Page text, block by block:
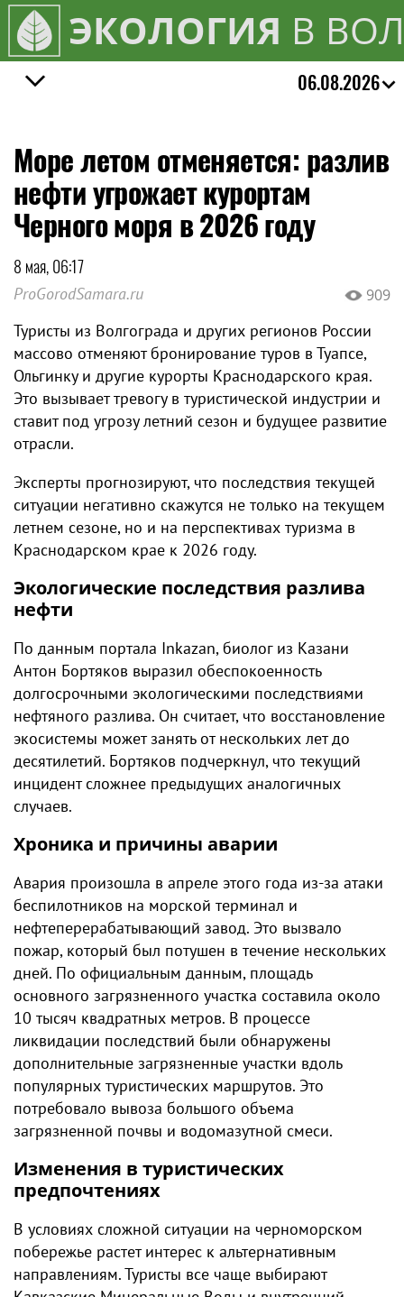
ЭКОЛОГИЯ В
06.08.2026
Море летом отменяется: разлив
нефти угрожает курортам
Черного моря в 2026 году
8 мая, 06:17
ProGorodSamara.ru 909
Туристы из Волгограда и других регионов России
массово отменяют бронирование туров в Туапсе,
Ольгинку и другие курорты Краснодарского края.
Это вызывает тревогу в туристической индустрии и
ставит под угрозу летний сезон и будущее развитие
отрасли.
Эксперты прогнозируют, что последствия текущей
ситуации негативно скажутся не только на текущем
летнем сезоне, но и на перспективах туризма в
Краснодарском крае к 2026 году.
Экологические последствия разлива
нефти
По данным портала Inkazan, биолог из Казани
Антон Бортяков выразил обеспокоенность
долгосрочными экологическими последствиями
нефтяного разлива. Он считает, что восстановление
экосистемы может занять от нескольких лет до
десятилетий. Бортяков подчеркнул, что текущий
инцидент сложнее предыдущих аналогичных
случаев.
Хроника и причины аварии
Авария произошла в апреле этого года из-за атаки
беспилотников на морской терминал и
нефтеперерабатывающий завод. Это вызвало
пожар, который был потушен в течение нескольких
дней. По официальным данным, площадь
основного загрязненного участка составила около
10 тысяч квадратных метров. В процессе
ликвидации последствий были обнаружены
дополнительные загрязненные участки вдоль
популярных туристических маршрутов. Это
потребовало вывоза большого объема
загрязненной почвы и водомазутной смеси.
Изменения в туристических
предпочтениях
В условиях сложной ситуации на черноморском
побережье растет интерес к альтернативным
направлениям. Туристы все чаще выбирают